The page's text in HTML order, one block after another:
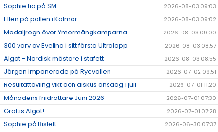
Sophie tia på SM 2026-08-03 09:03
Ellen på pallen i Kalmar 2026-08-03 09:02
Medaljregn över Ymermångkamparna 2026-08-03 09:00
300 varv av Evelina i sitt första Ultralopp 2026-08-03 08:57
Algot - Nordisk mästare i stafett 2026-08-03 08:55
Jörgen imponerade på Ryavallen 2026-07-02 09:51
Resultattävling vikt och diskus onsdag 1 juli 2026-07-01 11:20
Månadens friidrottare Juni 2026 2026-07-01 07:30
Grattis Algot! 2026-07-01 07:28
Sophie på Bislett 2026-06-30 07:37